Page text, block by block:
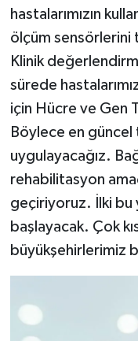
hastalarımızın
ölçüm
Klinik
sürede
için Hücre ve Gen
Böylece en
uygulayacağız.
rehabilitasyon
geçiriyoruz. İlki bu
başlayacak. Çok
büyükşehirlerimiz